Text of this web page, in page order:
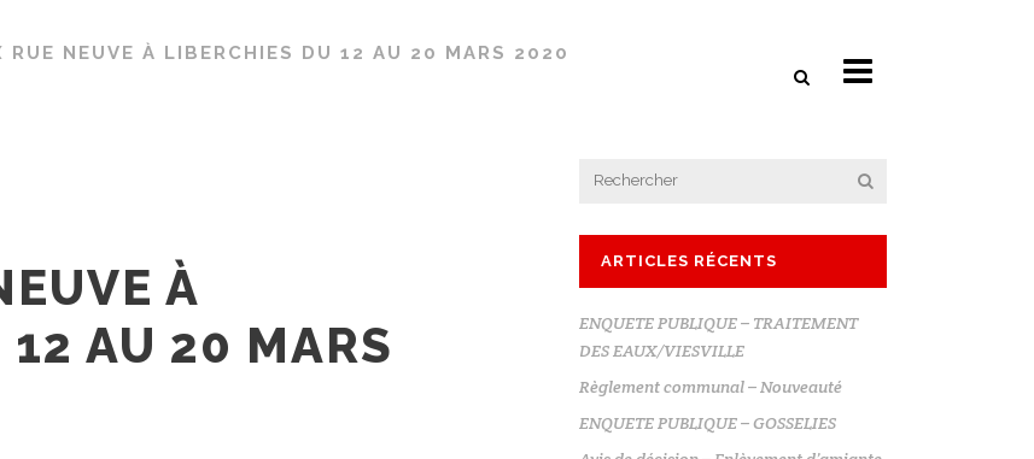
RUE NEUVE À LIBERCHIES DU 12 AU 20 MARS 2020
À
AU 20 MARS
ARTICLES RÉCENTS
ENQUETE PUBLIQUE – TRAITEMENT
DES EAUX/VIESVILLE
Règlement communal – Nouveauté
ENQUETE PUBLIQUE – GOSSELIES